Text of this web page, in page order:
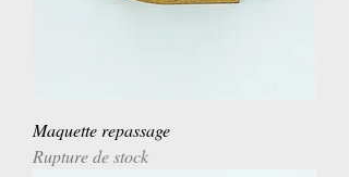
Maquette repassage
Rupture de stock